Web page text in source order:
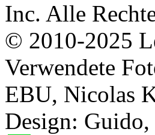
Inc. Alle
© 2010-2025
Verwendete
EBU, Nicolas
Design: